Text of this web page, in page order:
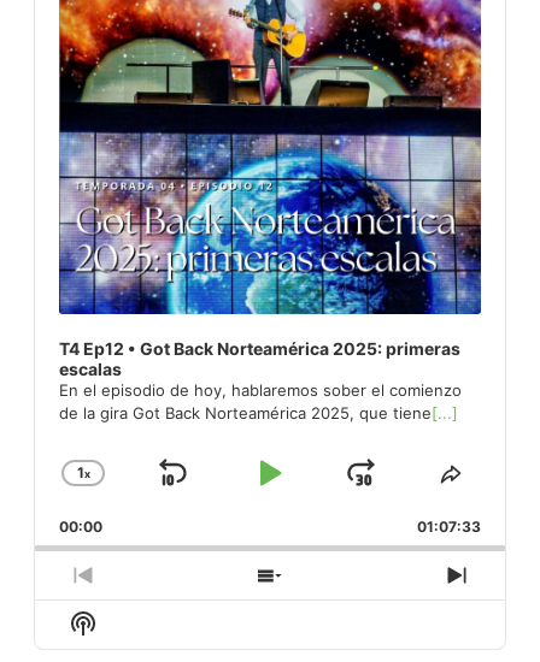
T4 Ep12 • Got Back Norteamérica 2025: primeras
escalas
En el episodio de hoy, hablaremos sober el comienzo
de la gira Got Back Norteamérica 2025, que tiene[...]
Change
Rate
1x
Skip
Play
Jump
Forward
Share
00:00 01:07:33
Previous
Episode
Show
Episodes
Next
Show
Podcast